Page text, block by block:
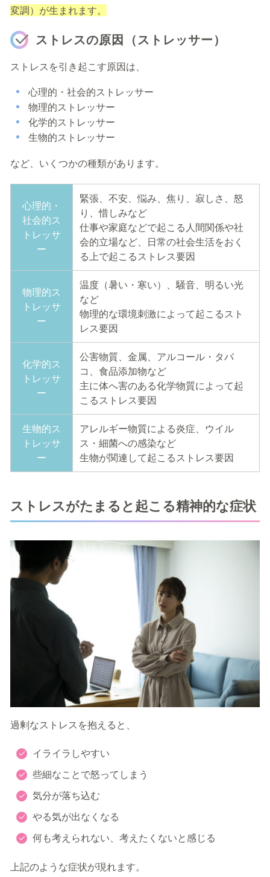
変調）が生まれます。
ストレスの原因（ストレッサー）
ストレスを引き起こす原因は、
心理的・社会的ストレッサー
物理的ストレッサー
化学的ストレッサー
生物的ストレッサー
など、いくつかの種類があります。
心理的・
社会的ス
トレッサ
ー
緊張、不安、悩み、焦り、寂しさ、怒
り、惜しみなど
仕事や家庭などで起こる人間関係や社
会的立場など、日常の社会生活をおく
る上で起こるストレス要因
物理的ス
トレッサ
ー
温度（暑い・寒い）、騒音、明るい光
など
物理的な環境刺激によって起こるスト
レス要因
化学的ス
トレッサ
ー
公害物質、金属、アルコール・タバ
コ、食品添加物など
主に体へ害のある化学物質によって起
こるストレス要因
生物的ス
トレッサ
ー
アレルギー物質による炎症、ウイル
ス・細菌への感染など
生物が関連して起こるストレス要因
ストレスがたまると起こる精神的な症状
過剰なストレスを抱えると、
イライラしやすい
些細なことで怒ってしまう
気分が落ち込む
やる気が出なくなる
何も考えられない、考えたくないと感じる
上記のような症状が現れます。